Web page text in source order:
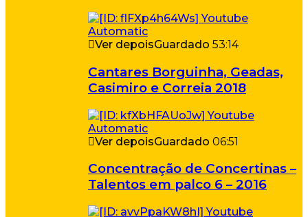
Ver depoisGuardado 53:14
Cantares Borguinha, Geadas,
Casimiro e Correia 2018
Ver depoisGuardado 06:51
Concentração de Concertinas –
Talentos em palco 6 – 2016